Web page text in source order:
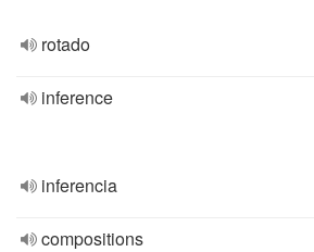
rotado
inference
inferencia
compositions